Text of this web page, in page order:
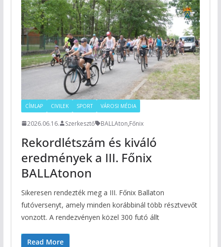
CÍMLAP CIVILEK SPORT VÁROSI MÉDIA
2026.06.16. Szerkesztő BALLAton,Főnix
Rekordlétszám és kiváló
eredmények a III. Főnix
BALLAtonon
Sikeresen rendezték meg a III. Főnix Ballaton
futóversenyt, amely minden korábbinál több résztvevőt
vonzott. A rendezvényen közel 300 futó állt
Read More